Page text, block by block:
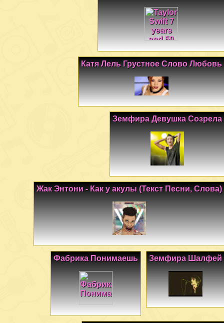
Катя Лель Грустное Слово Любовь
Земфира Девушка Созрела
Жак Энтони - Как у акулы (Текст Песни, Слова)
Земфира Шалфей
Фабрика Понимаешь